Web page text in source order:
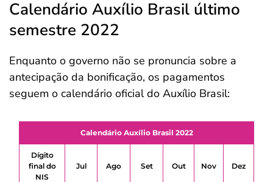
Calendário Auxílio Brasil último
semestre 2022
Enquanto o governo não se pronuncia sobre a
antecipação da bonificação, os pagamentos
seguem o calendário oficial do Auxílio Brasil:
Calendário Auxílio Brasil 2022
Dígito
final do
NIS
Jul Ago Set Out Nov Dez